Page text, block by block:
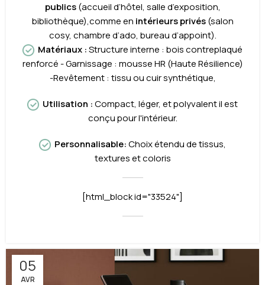
publics(accueil d’hôtel, salle d’exposition,
bibliothèque),comme en intérieurs privés(salon
cosy, chambre d’ado, bureau d’appoint).
Matériaux :Structure interne : bois contreplaqué
renforcé - Garnissage : mousse HR (Haute Résilience)
-Revêtement : tissu ou cuir synthétique,
Utilisation :Compact, léger, et polyvalent il est
conçu pour l'intérieur.
Personnalisable:Choix étendu de tissus,
textures et coloris
[html_block id="33524"]
05
AVR